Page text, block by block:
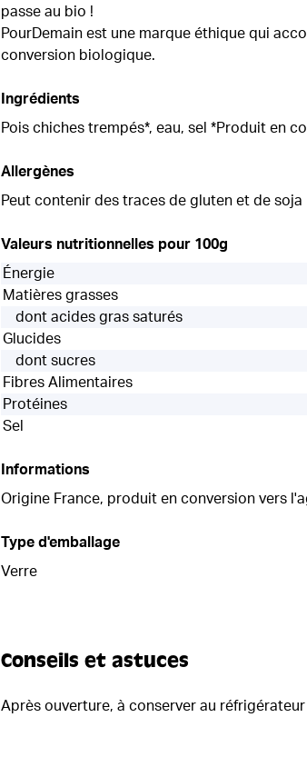
passe au bio !
PourDemain est une marque éthique qui
conversion biologique.
Ingrédients
Pois chiches trempés*, eau, sel *Produit en
Allergènes
Peut contenir des traces de gluten et de soja
Valeurs nutritionnelles pour 100g
Énergie
Matières grasses
dont acides gras saturés
Glucides
dont sucres
Fibres Alimentaires
Protéines
Sel
Informations
Origine France, produit en conversion vers
Type d'emballage
Verre
Conseils et astuces
Après ouverture, à conserver au